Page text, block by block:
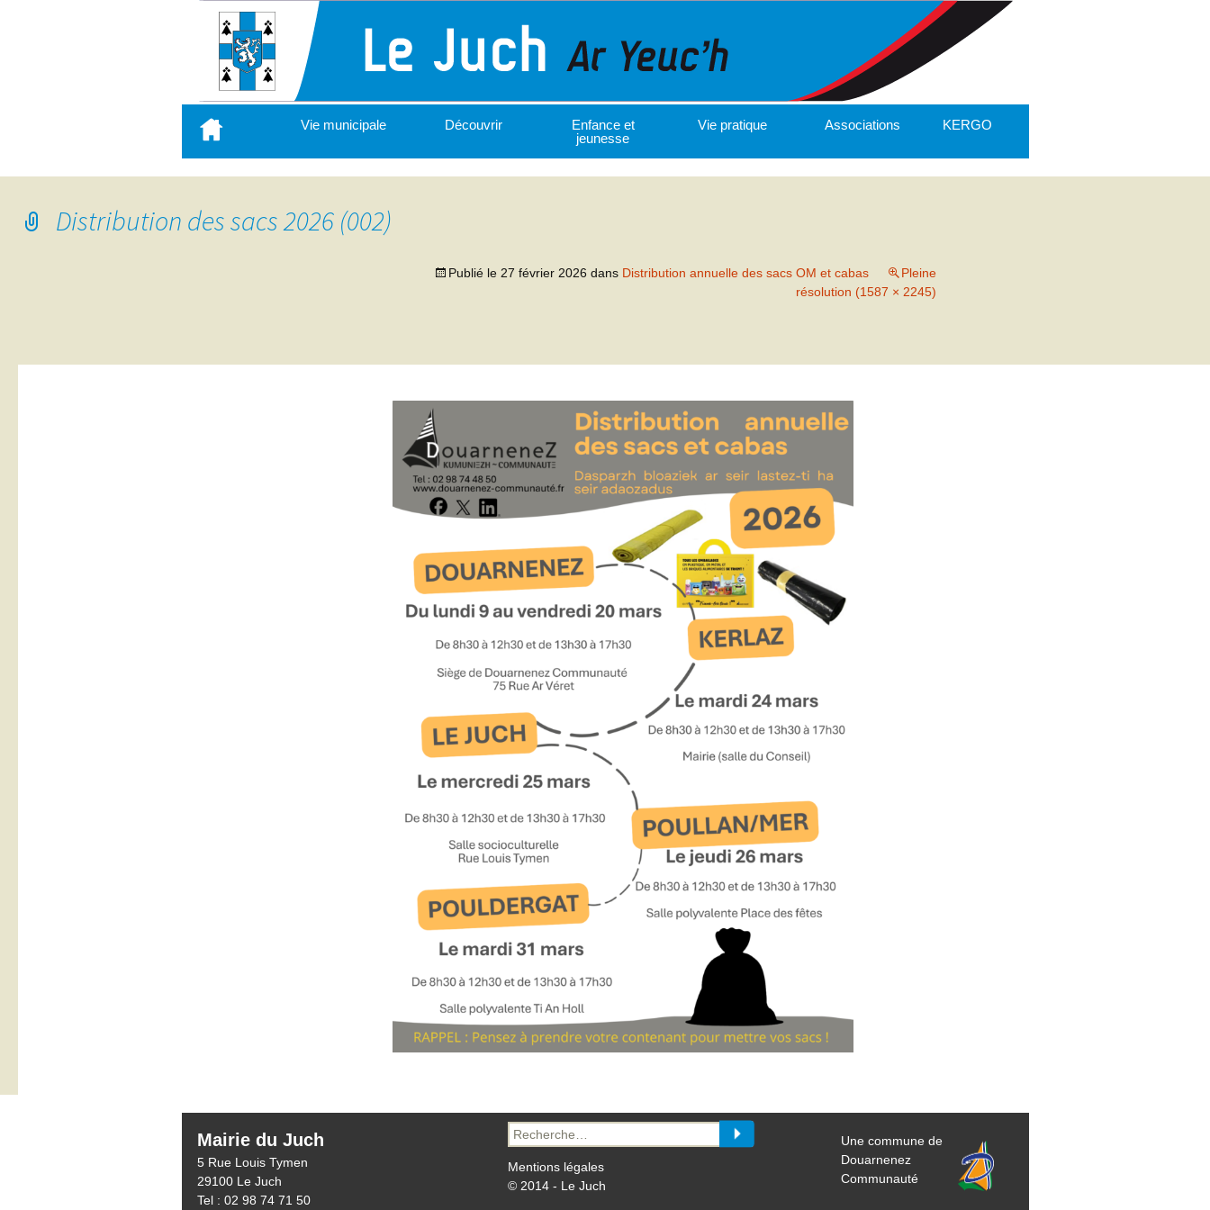
contenu
principal
Vie municipale Découvrir
Enfance et
jeunesse
Vie pratique Associations KERGO
Distribution des sacs 2026 (002)
Publié le 27 février 2026 dans Distribution annuelle des sacs OM et cabas
Pleine
résolution (1587 × 2245)
Mairie du Juch
5 Rue Louis Tymen
29100 Le Juch
Tel : 02 98 74 71 50
Recherche
pour :
Mentions légales
© 2014 - Le Juch
Une commune de
Douarnenez
Communauté